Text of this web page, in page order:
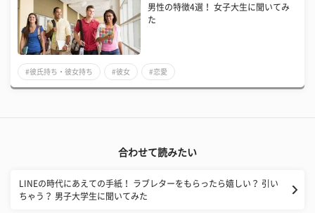
男性の特徴4選！ 女子大生に聞いてみ
た
#彼氏持ち・彼女持ち #彼女 #恋愛
合わせて読みたい
LINEの時代にあえての手紙！ ラブレターをもらったら嬉しい？ 引い
ちゃう？ 男子大学生に聞いてみた